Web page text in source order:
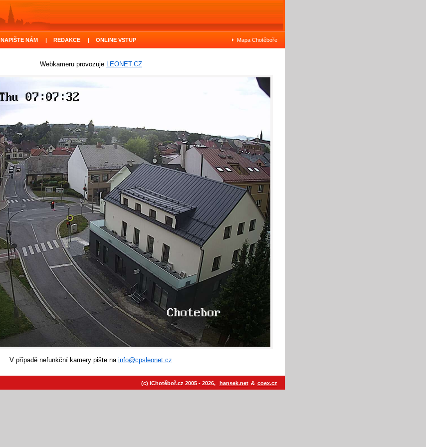
NAPIŠTE NÁM | REDAKCE | ONLINE VSTUP Mapa Chotěboře
Webkameru provozuje LEONET.CZ
V případě nefunkční kamery pište na info@cpsleonet.cz
(c) iChotěboř.cz 2005 - 2026, hansek.net & coex.cz